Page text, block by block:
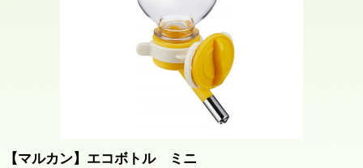
【マルカン】エコボトル ミニ